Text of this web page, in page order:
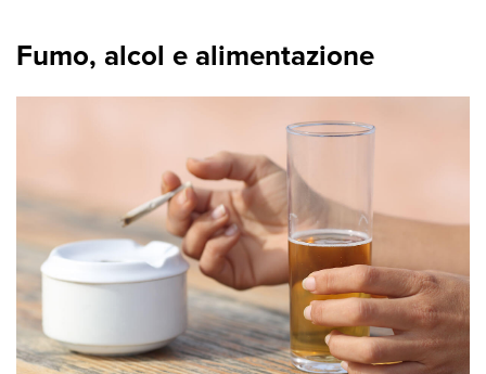
Fumo, alcol e alimentazione